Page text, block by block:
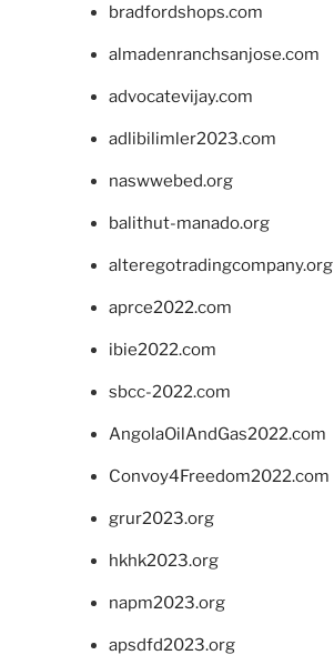
bradfordshops.com
almadenranchsanjose.com
advocatevijay.com
adlibilimler2023.com
naswwebed.org
balithut-manado.org
alteregotradingcompany.org
aprce2022.com
ibie2022.com
sbcc-2022.com
AngolaOilAndGas2022.com
Convoy4Freedom2022.com
grur2023.org
hkhk2023.org
napm2023.org
apsdfd2023.org